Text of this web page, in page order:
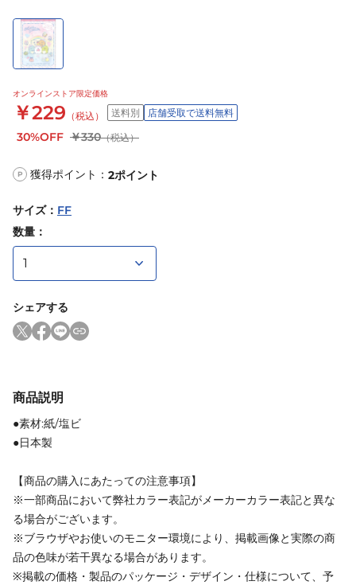
オンラインストア限定価格
￥229 （税込） 送料別 店舗受取で送料無料
30%OFF ￥330（税込）
P 獲得ポイント： 2ポイント
サイズ： FF
数量：
シェアする
商品説明
●素材:紙/塩ビ
●日本製
【商品の購入にあたっての注意事項】
※一部商品において弊社カラー表記がメーカーカラー表記と異な
る場合がございます。
※ブラウザやお使いのモニター環境により、掲載画像と実際の商
品の色味が若干異なる場合があります。
※掲載の価格・製品のパッケージ・デザイン・仕様について、予